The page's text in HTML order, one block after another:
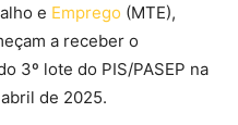
e Emprego (MTE),
a receber o
3º lote do PIS/PASEP na
de 2025.